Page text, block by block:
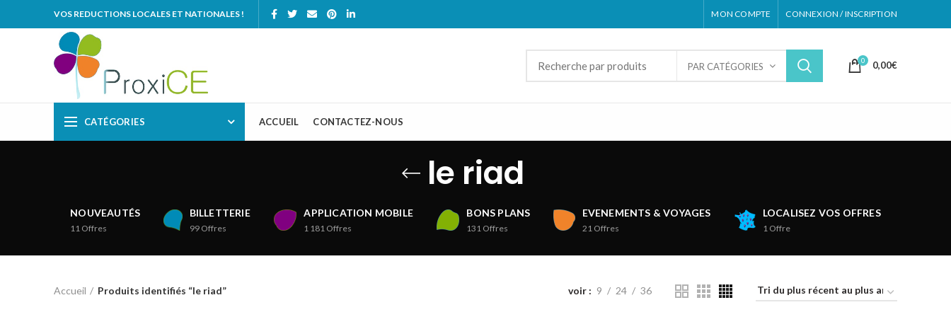
VOS REDUCTIONS LOCALES ET NATIONALES ! MON COMPTE CONNEXION / INSCRIPTION
PAR CATÉGORIES
0 0,00€
CATÉGORIES ACCUEIL CONTACTEZ-NOUS
le riad
NOUVEAUTÉS
11 Offres
BILLETTERIE
99 Offres
APPLICATION MOBILE
1 181 Offres
BONS PLANS
131 Offres
EVENEMENTS & VOYAGES
21 Offres
LOCALISEZ VOS OFFRES
1 Offre
Accueil Produits identifiés “le riad” voir 9 24 36